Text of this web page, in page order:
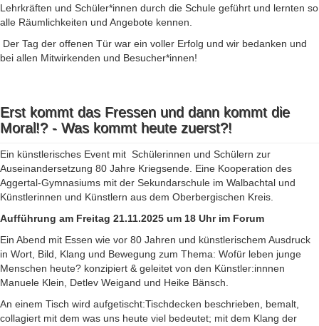
Lehrkräften und Schüler*innen durch die Schule geführt und lernten so
alle Räumlichkeiten und Angebote kennen.
Der Tag der offenen Tür war ein voller Erfolg und wir bedanken und
bei allen Mitwirkenden und Besucher*innen!
Erst kommt das Fressen und dann kommt die
Moral!? - Was kommt heute zuerst?!
Ein künstlerisches Event mit Schülerinnen und Schülern zur
Auseinandersetzung 80 Jahre Kriegsende. Eine Kooperation des
Aggertal-Gymnasiums mit der Sekundarschule im Walbachtal und
Künstlerinnen und Künstlern aus dem Oberbergischen Kreis.
Aufführung am Freitag 21.11.2025 um 18 Uhr im Forum
Ein Abend mit Essen wie vor 80 Jahren und künstlerischem Ausdruck
in Wort, Bild, Klang und Bewegung zum Thema: Wofür leben junge
Menschen heute? konzipiert & geleitet von den Künstler:innnen
Manuele Klein, Detlev Weigand und Heike Bänsch.
An einem Tisch wird aufgetischt:Tischdecken beschrieben, bemalt,
collagiert mit dem was uns heute viel bedeutet; mit dem Klang der